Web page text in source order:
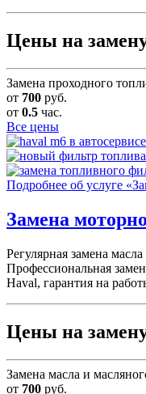
Цены на
Замена проходного
от 700 руб.
от 0.5 час.
Все цены
Подробнее об услуге
Замена
Регулярная замена
Профессиональная
Haval, гарантия на
Цены на
Замена масла и
от 700 руб.